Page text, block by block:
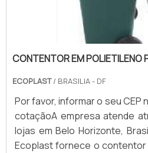
preço de lâmpada UV é
CONTENTOR EM POLIETILENO
ECOPLAST/ BRASILIA - DF
Por favor, informar o seu CEP
cotaçãoA empresa atende
lojas em Belo Horizonte,
Ecoplast fornece o contentor